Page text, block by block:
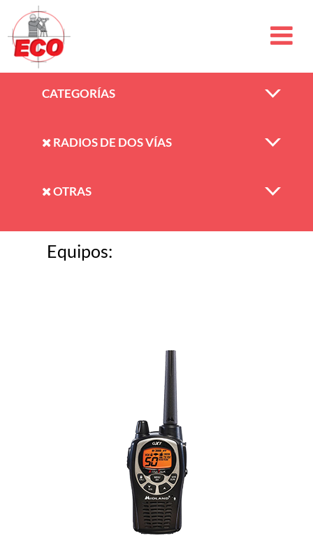
CATEGORÍAS
RADIOS DE DOS VÍAS
OTRAS
Equipos: